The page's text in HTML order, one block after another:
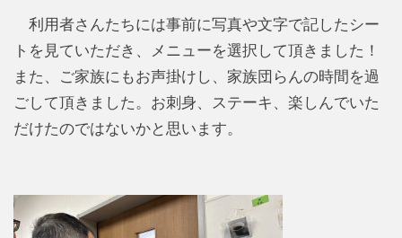
利用者さんたちには事前に写真や文字で記したシー
トを見ていただき、メニューを選択して頂きました！
また、ご家族にもお声掛けし、家族団らんの時間を過
ごして頂きました。お刺身、ステーキ、楽しんでいた
だけたのではないかと思います。